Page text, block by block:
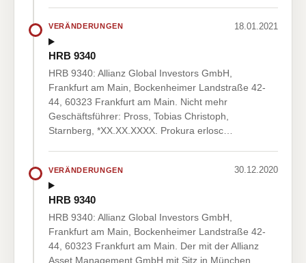
VERÄNDERUNGEN 18.01.2021
HRB 9340
HRB 9340: Allianz Global Investors GmbH,
Frankfurt am Main, Bockenheimer Landstraße 42-
44, 60323 Frankfurt am Main. Nicht mehr
Geschäftsführer: Pross, Tobias Christoph,
Starnberg, *XX.XX.XXXX. Prokura erlosc…
VERÄNDERUNGEN 30.12.2020
HRB 9340
HRB 9340: Allianz Global Investors GmbH,
Frankfurt am Main, Bockenheimer Landstraße 42-
44, 60323 Frankfurt am Main. Der mit der Allianz
Asset Management GmbH mit Sitz in München